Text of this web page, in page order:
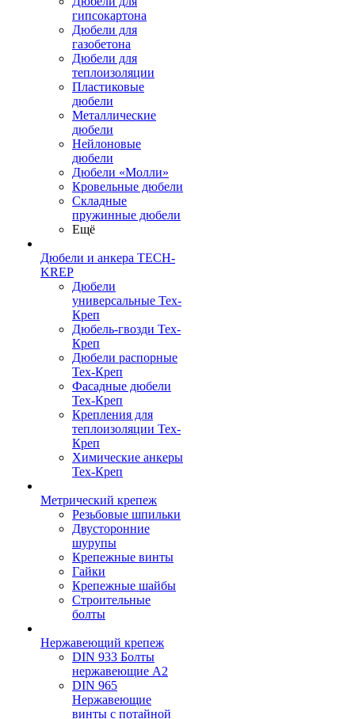
гипсокартона
Дюбели для
газобетона
Дюбели для
теплоизоляции
Пластиковые
дюбели
Металлические
дюбели
Нейлоновые
дюбели
Дюбели «Молли»
Кровельные дюбели
Складные
пружинные дюбели
Ещё
Дюбели и анкера TECH-
KREP
Дюбели
универсальные Тех-
Креп
Дюбель-гвозди Тех-
Креп
Дюбели распорные
Тех-Креп
Фасадные дюбели
Тех-Креп
Крепления для
теплоизоляции Тех-
Креп
Химические анкеры
Тех-Креп
Метрический крепеж
Резьбовые шпильки
Двусторонние
шурупы
Крепежные винты
Гайки
Крепежные шайбы
Строительные
болты
Нержавеющий крепеж
DIN 933 Болты
нержавеющие А2
DIN 965
Нержавеющие
винты с потайной